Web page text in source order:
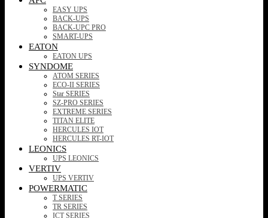
EASY UPS
BACK-UPS
BACK-UPC PRO
SMART-UPS
EATON
EATON UPS
SYNDOME
ATOM SERIES
ECO-II SERIES
Star SERIES
SZ-PRO SERIES
EXTREME SERIES
TITAN ELITE
HERCULES IOT
HERCULES RT-IOT
LEONICS
UPS LEONICS
VERTIV
UPS VERTIV
POWERMATIC
T SERIES
TR SERIES
ICT SERIES